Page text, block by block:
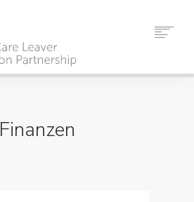
Finanzen